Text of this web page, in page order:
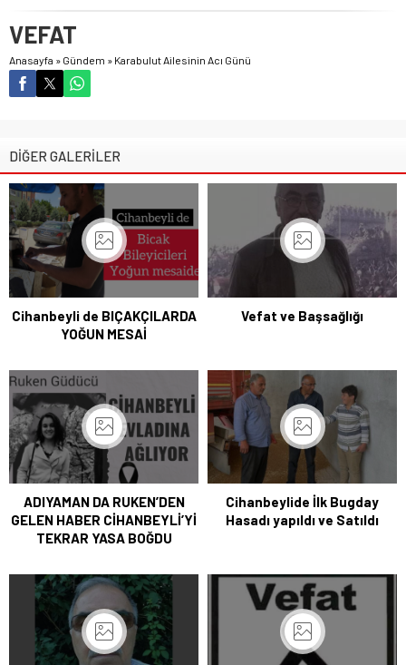
VEFAT
Anasayfa » Gündem » Karabulut Ailesinin Acı Günü
DİĞER GALERİLER
Cihanbeyli de BIÇAKÇILARDA
YOĞUN MESAİ
Vefat ve Başsağlığı
ADIYAMAN DA RUKEN’DEN
GELEN HABER CİHANBEYLİ’Yİ
TEKRAR YASA BOĞDU
Cihanbeylide İlk Bugday
Hasadı yapıldı ve Satıldı